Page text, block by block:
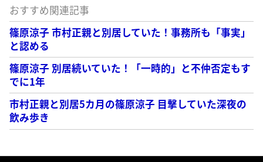
おすすめ関連記事
篠原涼子 市村正親と別居していた！事務所も「事実」
と認める
篠原涼子 別居続いていた！「一時的」と不仲否定もす
でに1年
市村正親と別居5カ月の篠原涼子 目撃していた深夜の
飲み歩き